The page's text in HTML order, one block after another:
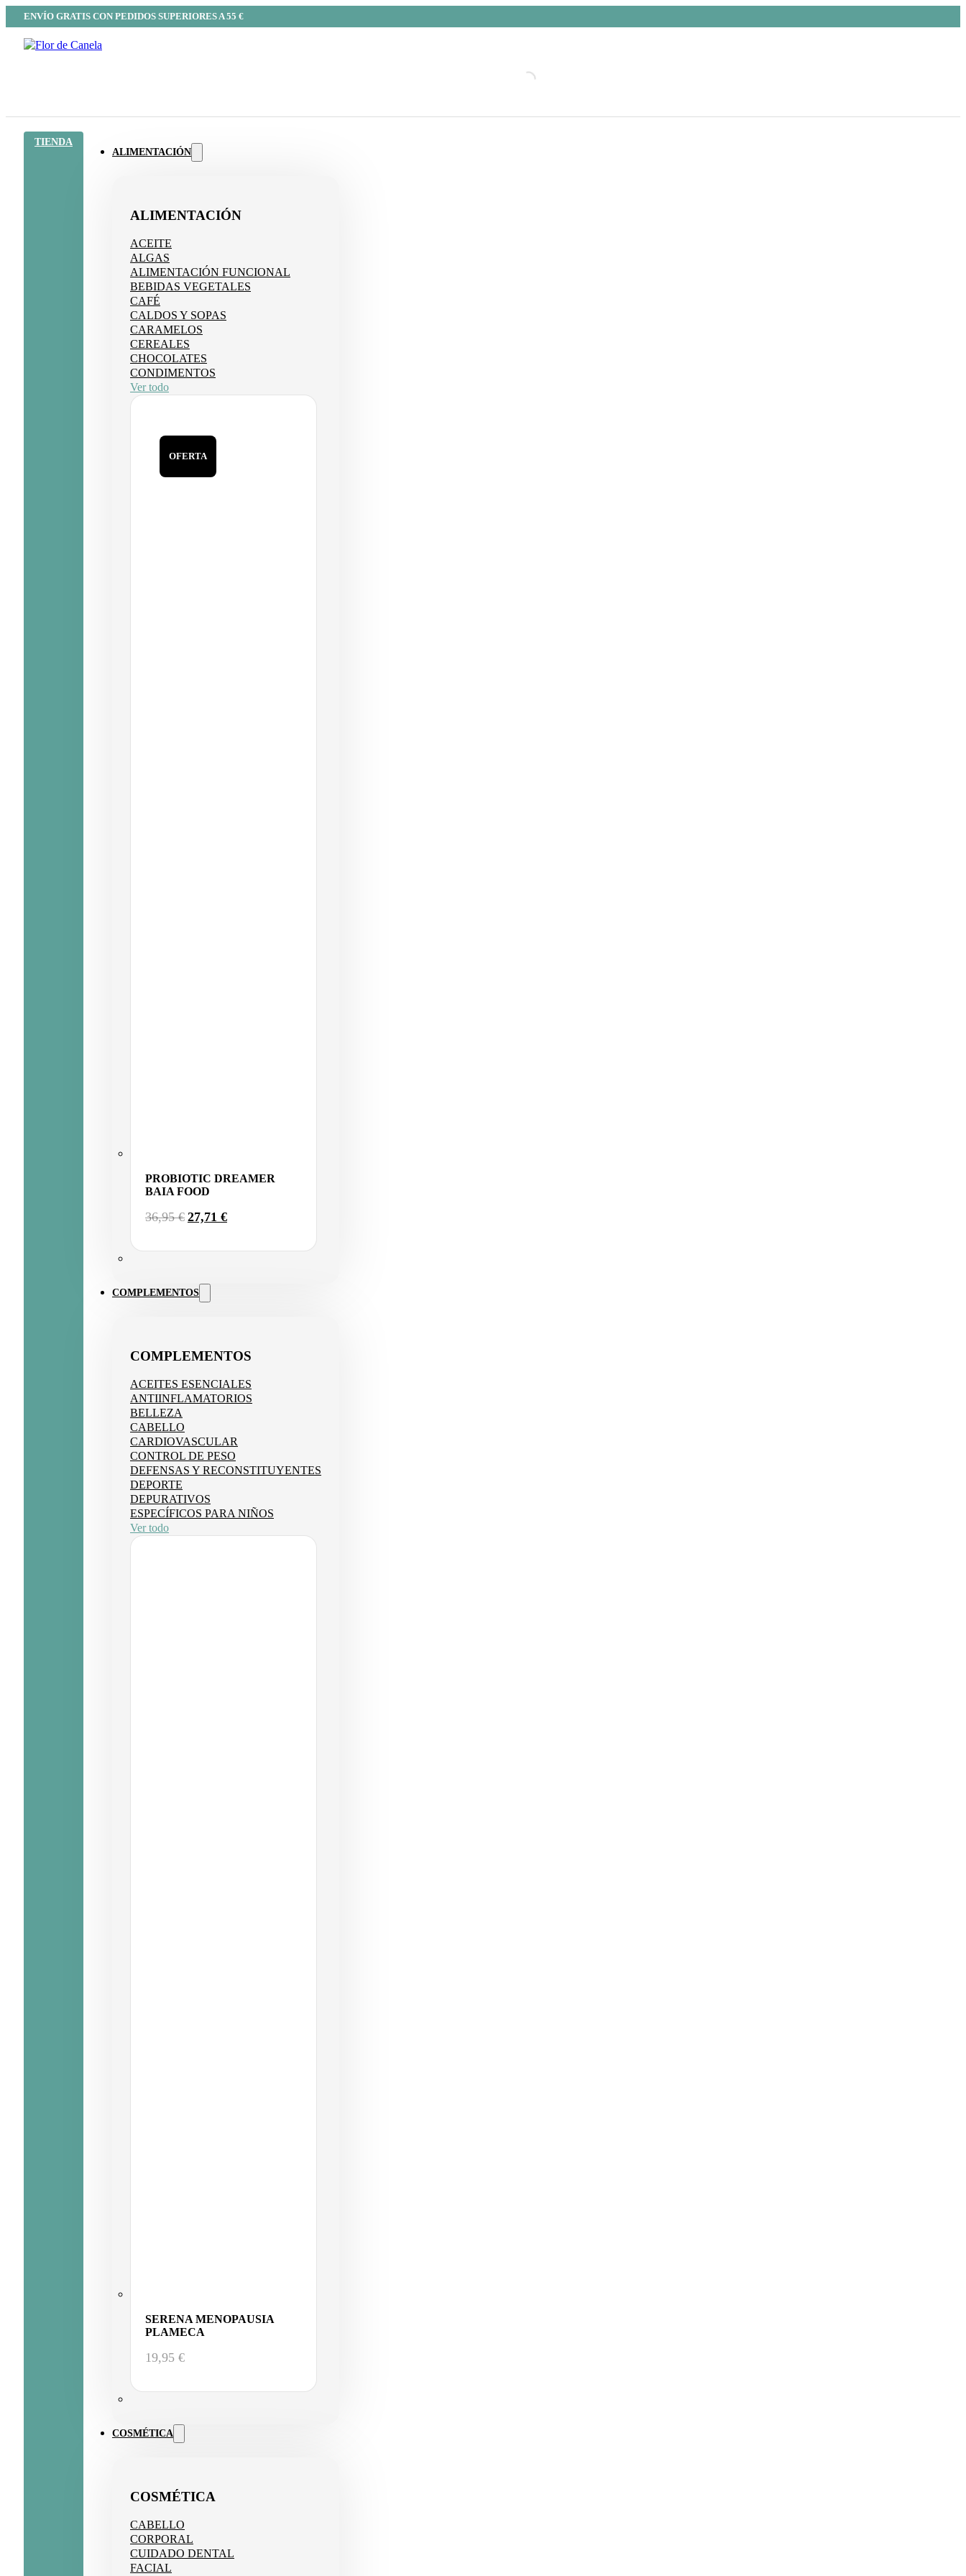
ENVÍO GRATIS CON PEDIDOS SUPERIORES A 55 €
TIENDA
ALIMENTACIÓN
ALIMENTACIÓN
ACEITE
ALGAS
ALIMENTACIÓN FUNCIONAL
BEBIDAS VEGETALES
CAFÉ
CALDOS Y SOPAS
CARAMELOS
CEREALES
CHOCOLATES
CONDIMENTOS
Ver todo
OFERTA
PROBIOTIC DREAMER
BAIA FOOD
36,95€ EL
27,71 €EL
COMPLEMENTOS
COMPLEMENTOS
ACEITES ESENCIALES
ANTIINFLAMATORIOS
BELLEZA
CABELLO
CARDIOVASCULAR
CONTROL DE PESO
DEFENSAS Y RECONSTITUYENTES
DEPORTE
DEPURATIVOS
ESPECÍFICOS PARA NIÑOS
Ver todo
SERENA MENOPAUSIA
PLAMECA
19,95 €
COSMÉTICA
COSMÉTICA
CABELLO
CORPORAL
CUIDADO DENTAL
FACIAL